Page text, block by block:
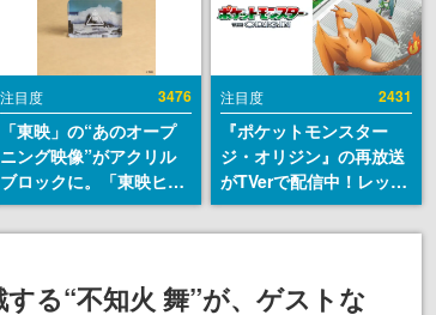
注目度 3476
「東映」の“あのオープ
ニング映像”がアクリル
ブロックに。「東映ヒス
トリカル グッズコレクシ
ョン」が8月下旬より発
注目度 2431
『ポケットモンスター
ジ・オリジン』の再放送
がTVerで配信中！レッド
（CV：竹内順子）が主人
公のオリジナルアニメ
る“不知火 舞”が、ゲストな